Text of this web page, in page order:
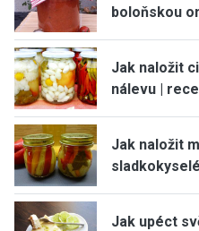
boloňskou
Jak naložit
nálevu |
Jak naložit
Jak upéct